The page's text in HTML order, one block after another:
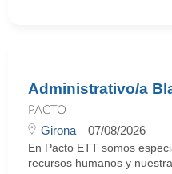
Administrativo/a
PACTO
Girona 07/08/2026
En Pacto ETT somos
recursos humanos y